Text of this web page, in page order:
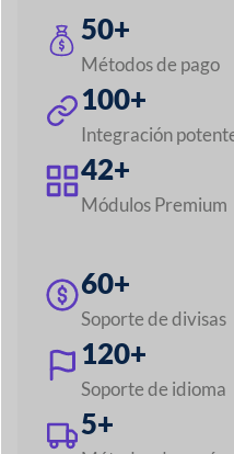
50+
Métodos de pago
100+
Integración potente
42+
Módulos Premium
60+
Soporte de divisas
120+
Soporte de idioma
5+